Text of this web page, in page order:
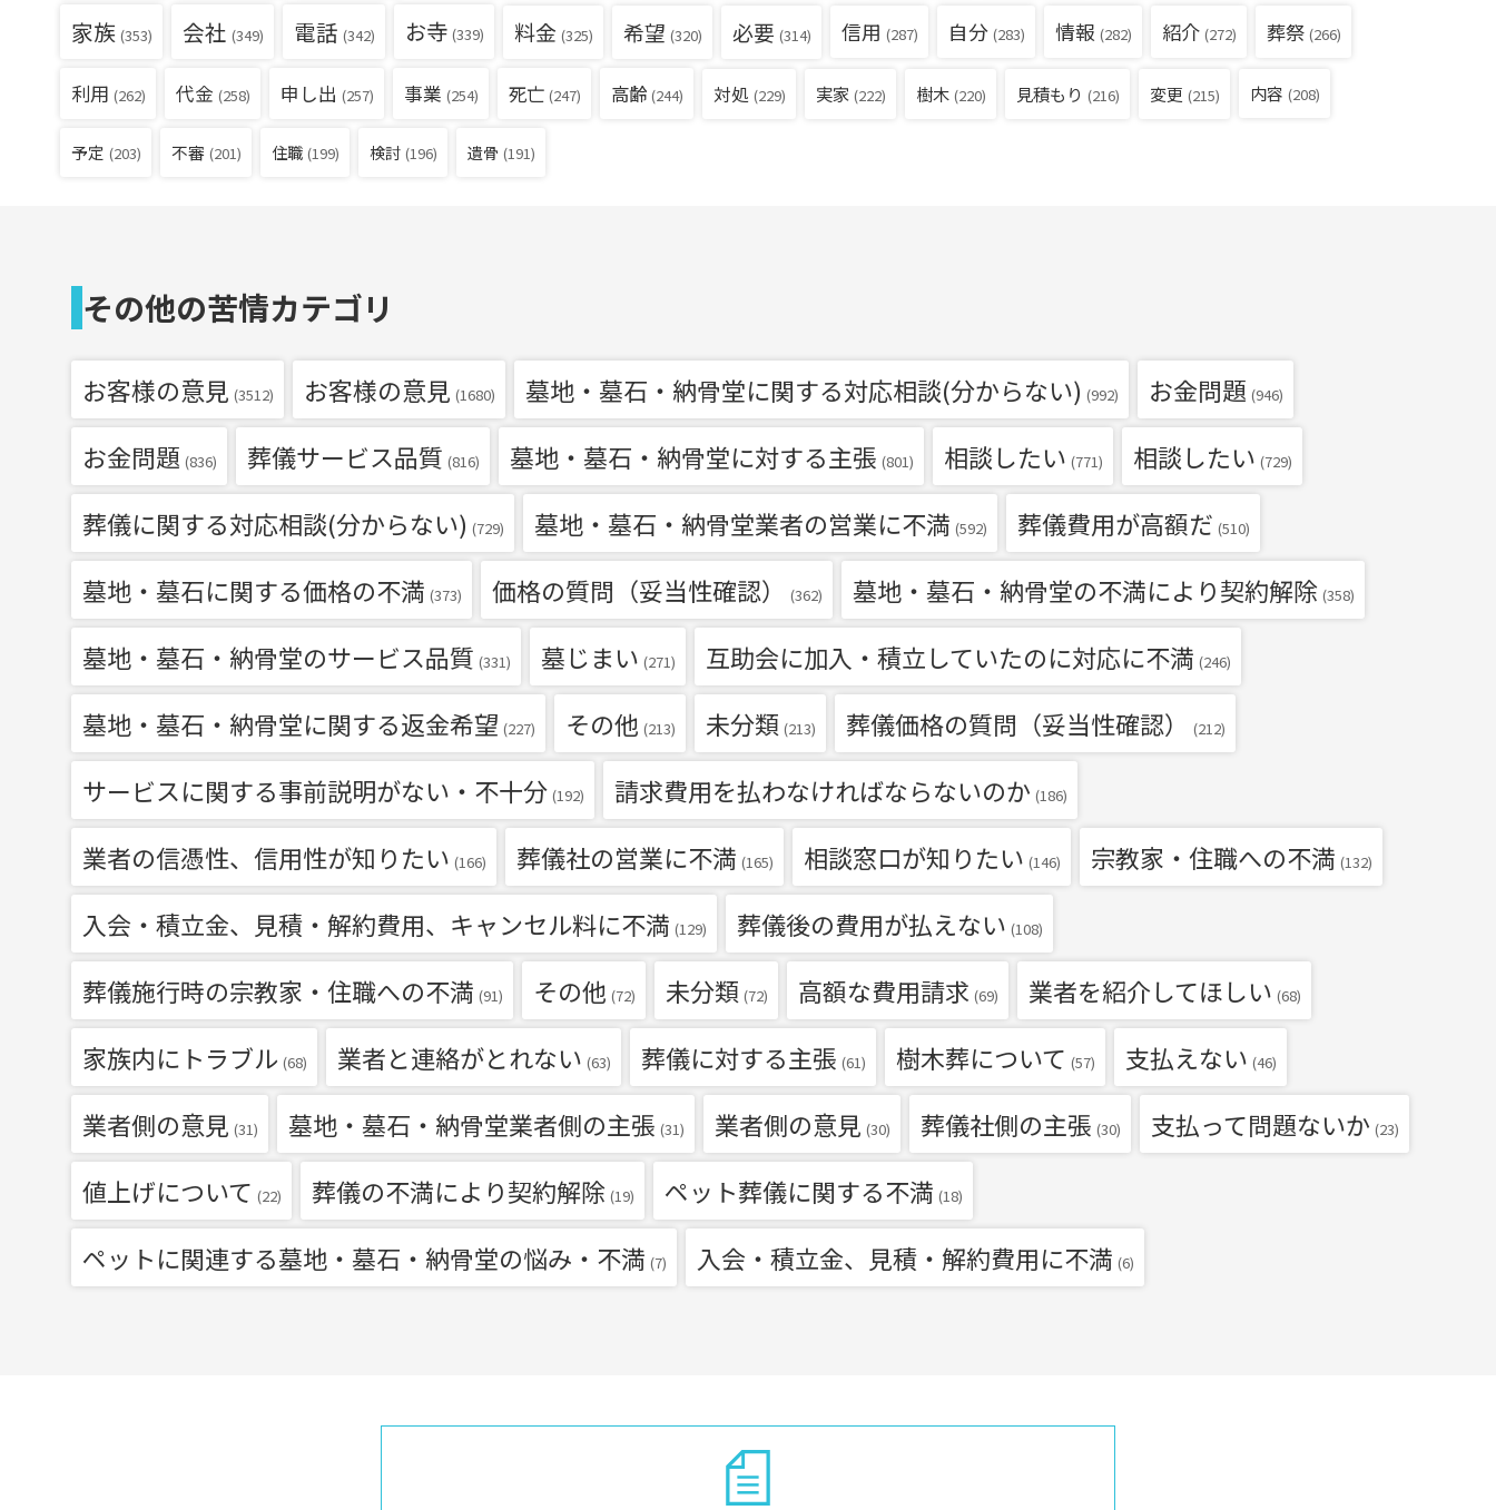
家族 (353) 会社 (349) 電話 (342) お寺 (339) 料金 (325) 希望 (320) 必要 (314) 信用 (287) 自分 (283) 情報 (282) 紹介 (272) 葬祭 (266)
利用 (262) 代金 (258) 申し出 (257) 事業 (254) 死亡 (247) 高齢 (244) 対処 (229) 実家 (222) 樹木 (220) 見積もり (216) 変更 (215) 内容 (208)
予定 (203) 不審 (201) 住職 (199) 検討 (196) 遺骨 (191)
その他の苦情カテゴリ
お客様の意見 (3512) お客様の意見 (1680) 墓地・墓石・納骨堂に関する対応相談(分からない) (992) お金問題 (946)
お金問題 (836) 葬儀サービス品質 (816) 墓地・墓石・納骨堂に対する主張 (801) 相談したい (771) 相談したい (729)
葬儀に関する対応相談(分からない) (729) 墓地・墓石・納骨堂業者の営業に不満 (592) 葬儀費用が高額だ (510)
墓地・墓石に関する価格の不満 (373) 価格の質問（妥当性確認） (362) 墓地・墓石・納骨堂の不満により契約解除 (358)
墓地・墓石・納骨堂のサービス品質 (331) 墓じまい (271) 互助会に加入・積立していたのに対応に不満 (246)
墓地・墓石・納骨堂に関する返金希望 (227) その他 (213) 未分類 (213) 葬儀価格の質問（妥当性確認） (212)
サービスに関する事前説明がない・不十分 (192) 請求費用を払わなければならないのか (186)
業者の信憑性、信用性が知りたい (166) 葬儀社の営業に不満 (165) 相談窓口が知りたい (146) 宗教家・住職への不満 (132)
入会・積立金、見積・解約費用、キャンセル料に不満 (129) 葬儀後の費用が払えない (108)
葬儀施行時の宗教家・住職への不満 (91) その他 (72) 未分類 (72) 高額な費用請求 (69) 業者を紹介してほしい (68)
家族内にトラブル (68) 業者と連絡がとれない (63) 葬儀に対する主張 (61) 樹木葬について (57) 支払えない (46)
業者側の意見 (31) 墓地・墓石・納骨堂業者側の主張 (31) 業者側の意見 (30) 葬儀社側の主張 (30) 支払って問題ないか (23)
値上げについて (22) 葬儀の不満により契約解除 (19) ペット葬儀に関する不満 (18)
ペットに関連する墓地・墓石・納骨堂の悩み・不満 (7) 入会・積立金、見積・解約費用に不満 (6)